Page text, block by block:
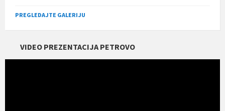
PREGLEDAJTE GALERIJU
VIDEO PREZENTACIJA PETROVO